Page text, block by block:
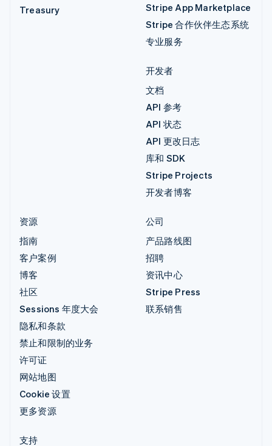
Treasury
Stripe App Marketplace
Stripe 合作伙伴生态系统
专业服务
开发者
文档
API 参考
API 状态
API 更改日志
库和 SDK
Stripe Projects
开发者博客
资源
指南
客户案例
博客
社区
Sessions 年度大会
隐私和条款
禁止和限制的业务
许可证
网站地图
Cookie 设置
更多资源
公司
产品路线图
招聘
资讯中心
Stripe Press
联系销售
支持